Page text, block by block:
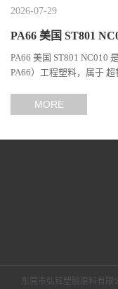
2026-07-29
PA66 美国 ST801
PA66 美国 ST801 NC010
PA66）工程塑料，属于
MORE
东莞市弘钰塑胶原料有限